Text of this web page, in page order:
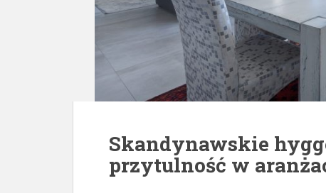
Skandynawskie
przytulność w